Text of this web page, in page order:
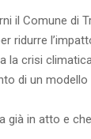
il Comune di
ridurre
la crisi
di un
già in atto e